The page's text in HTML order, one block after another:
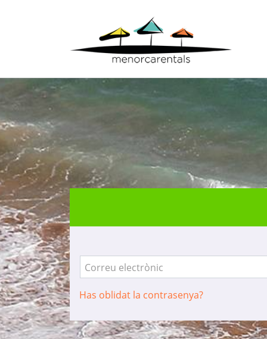
> Accés agències
Correu electrònic
Has oblidat la contrasenya?